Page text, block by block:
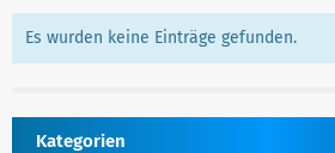
Es wurden keine Einträge gefunden.
Kategorien